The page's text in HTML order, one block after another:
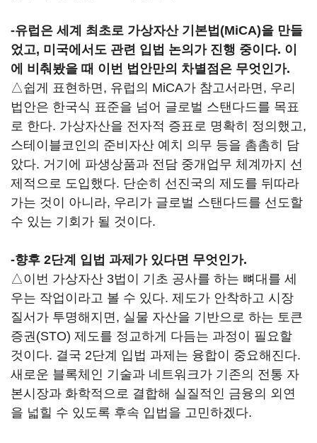
-유럽은 세계 최초로 가상자산 기본법(MiCA)을 만들
었고, 미국에서도 관련 입법 논의가 진행 중이다. 이
에 비춰봤을 때 이번 법안만의 차별점은 무엇인가.
△쉽게 표현하면, 유럽의 MiCA가 참고서라면, 우리
법안은 한국식 표준을 넘어 글로벌 스탠다드를 목표
로 한다. 가상자산을 전자적 증표로 명확히 정의했고,
스테이블코인의 준비자산 예치 의무 등을 촘촘히 담
았다. 거기에 파생상품과 전담 중개업무 체계까지 선
제적으로 도입했다. 단순히 선진국의 제도를 뒤따라
가는 것이 아니라, 우리가 글로벌 스탠다드를 선도할
수 있는 기회가 될 것이다.
-향후 2단계 입법 과제가 있다면 무엇인가.
△이번 가상자산 3법이 기초 공사를 하는 뼈대를 세
우는 작업이라고 볼 수 있다. 제도가 안착하고 시장
질서가 투명해지면, 실물 자산을 기반으로 하는 토큰
증권(STO) 제도를 정교하게 다듬는 과정이 필요할
것이다. 결국 2단계 입법 과제는 융합이 중요해진다.
새로운 블록체인 기술과 네트워크가 기존의 전통 자
본시장과 화학적으로 결합해 실질적인 금융의 외연
을 넓힐 수 있도록 후속 입법을 고민하겠다.